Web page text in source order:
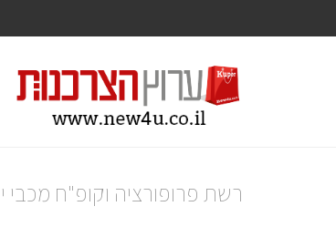
רשת פרופורציה וקופ"ח מכבי